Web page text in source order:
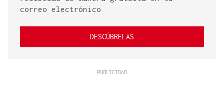
correo electrónico
DESCÚBRELAS